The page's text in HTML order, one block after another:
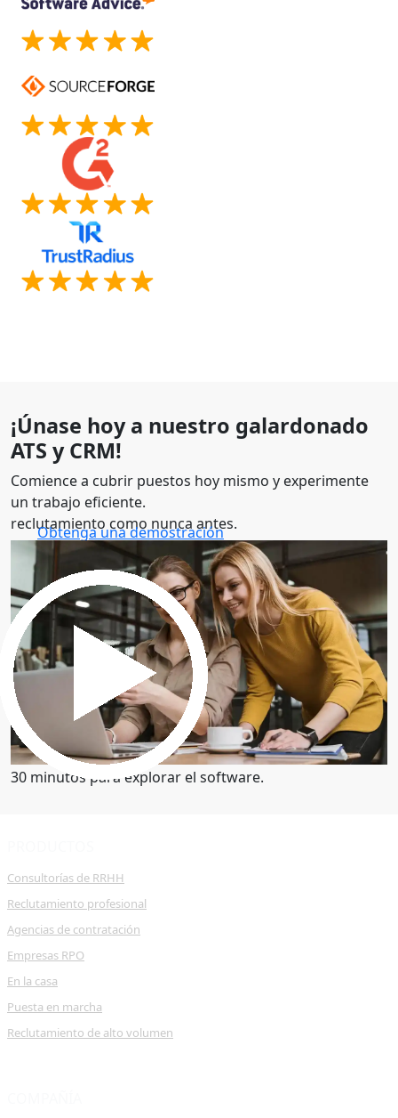
¡Únase hoy a nuestro galardonado
ATS y CRM!
Comience a cubrir puestos hoy mismo y experimente
un trabajo eficiente.
reclutamiento como nunca antes.
Obtenga una demostración
30 minutos para explorar el software.
Obtenga una demostración
30 minutos para explorar el software.
Consultorías de RRHH
Reclutamiento profesional
Agencias de contratación
Empresas RPO
En la casa
Puesta en marcha
Reclutamiento de alto volumen